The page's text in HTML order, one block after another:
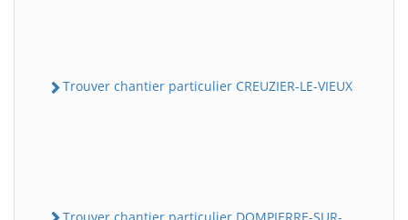
Trouver chantier particulier CREUZIER-LE-VIEUX
Trouver chantier particulier DOMPIERRE-SUR-